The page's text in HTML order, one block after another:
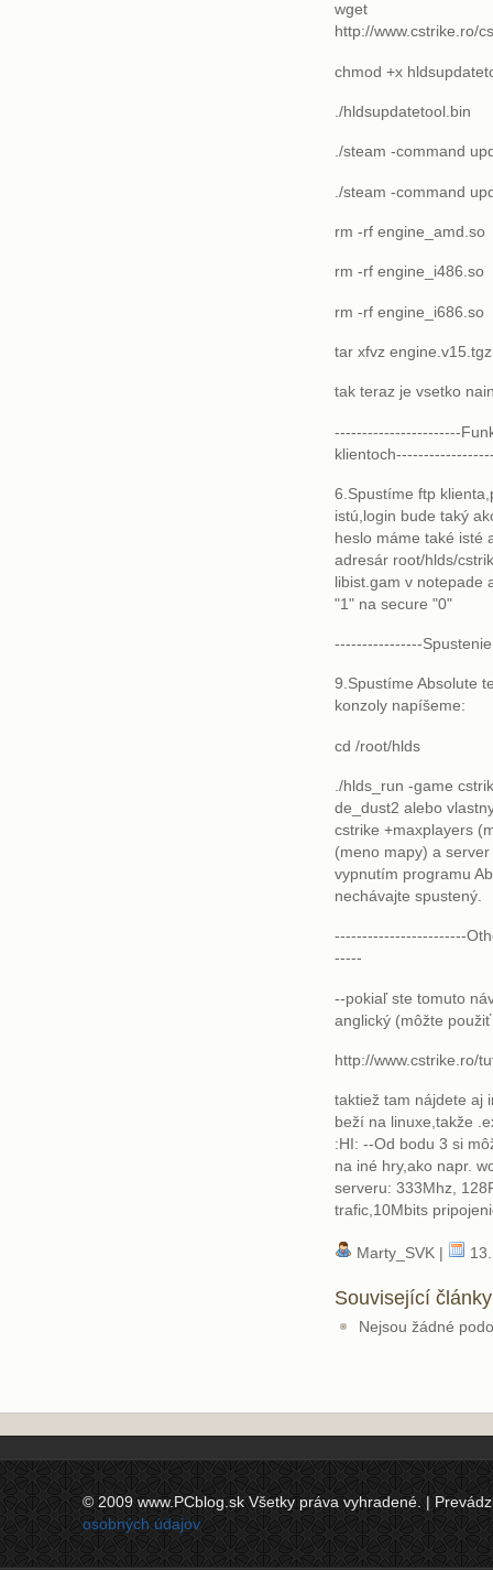
wget
http://www.cstrike.ro/
chmod +x
./hldsupdatetool.bin
./steam -command
./steam -command
rm -rf engine_amd.so
rm -rf engine_i486.so
rm -rf engine_i686.so
tar xfvz engine.v15.tgz
tak teraz je vsetko
-----------------------
6.Spustíme ftp
istú,login bude taký
heslo máme také isté
adresár root/hlds/
libist.gam v notepade
"1" na secure "0"
----------------
9.Spustíme Absolute
konzoly napíšeme:
cd /root/hlds
./hlds_run -game
de_dust2 alebo
cstrike +maxplayers
(meno mapy) a
vypnutím programu
nechávajte spustený.
------------------------
-----
--pokiaľ ste tomuto
anglický (môžte
http://www.cstrike.ro/
taktiež tam nájdete aj
beží na linuxe,takže
:HI: --Od bodu 3 si
na iné hry,ako napr.
serveru: 333Mhz,
trafic,10Mbits
Marty_SVK |
Související články
Nejsou žádné
© 2009 www.PCblog.sk Všetky práva vyhradené. |
osobných údajov